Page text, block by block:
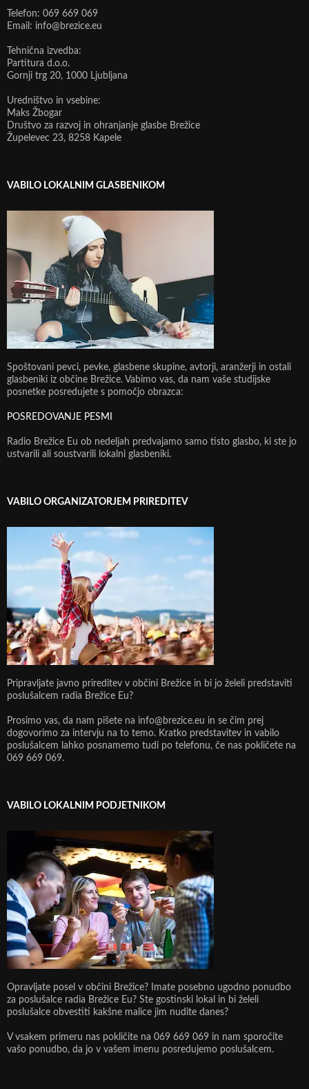
Telefon: 069 669 069
Email: info@brezice.eu
Tehnična izvedba:
Partitura d.o.o.
Gornji trg 20, 1000 Ljubljana
Uredništvo in vsebine:
Maks Žbogar
Društvo za razvoj in ohranjanje glasbe Brežice
Župelevec 23, 8258 Kapele
VABILO LOKALNIM GLASBENIKOM
Spoštovani pevci, pevke, glasbene skupine, avtorji, aranžerji in ostali
glasbeniki iz občine Brežice. Vabimo vas, da nam vaše studijske
posnetke posredujete s pomočjo obrazca:
POSREDOVANJE PESMI
Radio Brežice Eu ob nedeljah predvajamo samo tisto glasbo, ki ste jo
ustvarili ali soustvarili lokalni glasbeniki.
VABILO ORGANIZATORJEM PRIREDITEV
Pripravljate javno prireditev v občini Brežice in bi jo želeli predstaviti
poslušalcem radia Brežice Eu?
Prosimo vas, da nam pišete na info@brezice.eu in se čim prej
dogovorimo za intervju na to temo. Kratko predstavitev in vabilo
poslušalcem lahko posnamemo tudi po telefonu, če nas pokličete na
069 669 069.
VABILO LOKALNIM PODJETNIKOM
Opravljate posel v občini Brežice? Imate posebno ugodno ponudbo
za poslušalce radia Brežice Eu? Ste gostinski lokal in bi želeli
poslušalce obvestiti kakšne malice jim nudite danes?
V vsakem primeru nas pokličite na 069 669 069 in nam sporočite
vašo ponudbo, da jo v vašem imenu posredujemo poslušalcem.